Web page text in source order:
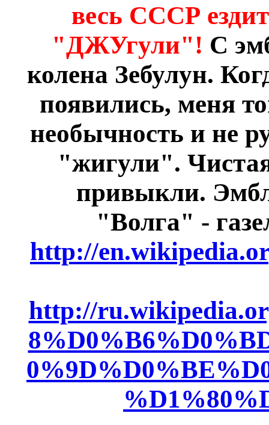
весь СССР
"ДЖУгули"! С
колена Зебулун.
появились, меня
необычность и не
"жигули".
привыкли.
"Волга" -
http://
http://